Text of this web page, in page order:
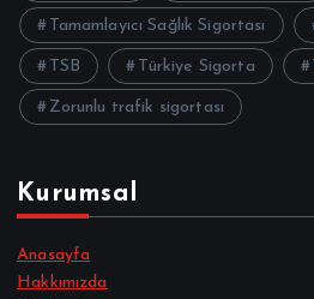
Tamamlayıcı Sağlık Sigortası
TSB Türkiye Sigorta
Zorunlu trafik sigortası
Kurumsal
Anasayfa
Hakkımızda